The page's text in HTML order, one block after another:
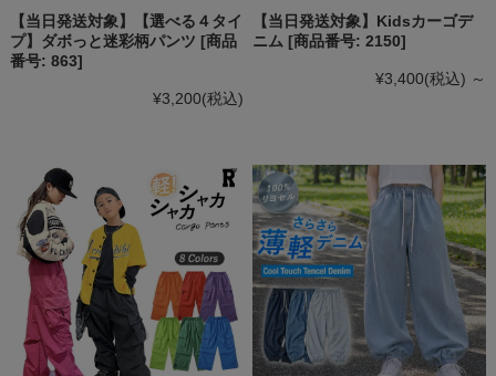
【当日発送対象】【選べる４タイ
プ】ダボっと迷彩柄パンツ [商品
番号: 863]
¥3,200(税込)
【当日発送対象】Kidsカーゴデ
ニム [商品番号: 2150]
¥3,400(税込) ～